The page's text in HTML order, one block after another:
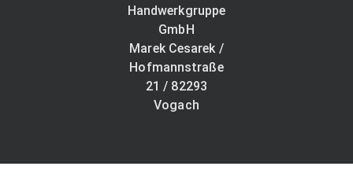
Handwerkgruppe
GmbH
Marek Cesarek /
Hofmannstraße
21 / 82293
Vogach